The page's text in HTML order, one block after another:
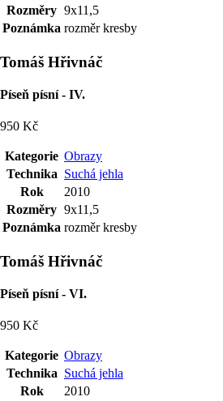
Rozměry 9x11,5
Poznámka rozměr kresby
Tomáš Hřivnáč
Píseň písní - IV.
950 Kč
Kategorie Obrazy
Technika Suchá jehla
Rok
2010
Rozměry 9x11,5
Poznámka rozměr kresby
Tomáš Hřivnáč
Píseň písní - VI.
950 Kč
Kategorie Obrazy
Technika Suchá jehla
Rok
2010